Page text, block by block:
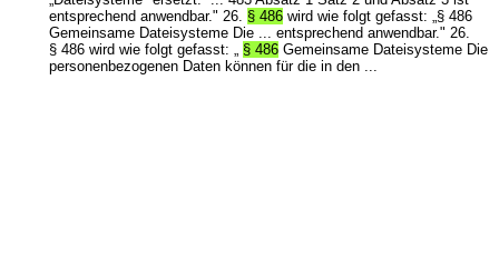
entsprechend anwendbar." 26. § 486 wird wie folgt gefasst: „§ 486
Gemeinsame Dateisysteme Die ... entsprechend anwendbar." 26.
§ 486 wird wie folgt gefasst: „ § 486 Gemeinsame Dateisysteme Die
personenbezogenen Daten können für die in den ...